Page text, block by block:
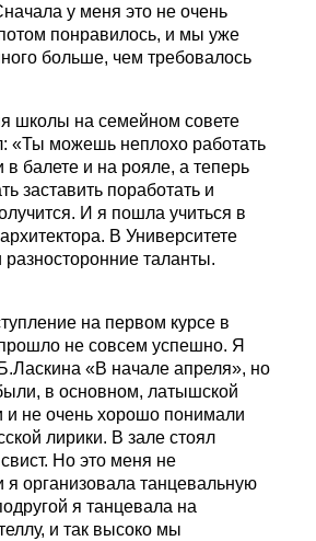
у меня это не очень
понравилось, и мы уже
больше, чем требовалось
школы на семейном совете
«Ты можешь неплохо работать
в балете и на рояле, а теперь
заставить поработать и
И я пошла учиться в
В Университете
таланты.
на первом курсе в
не совсем успешно. Я
«В начале апреля», но
в основном, латышской
и не очень хорошо понимали
лирики. В зале стоял
Но это меня не
я организовала танцевальную
я танцевала на
и так высоко мы